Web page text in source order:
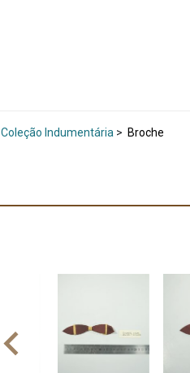
Coleção Indumentária > Broche